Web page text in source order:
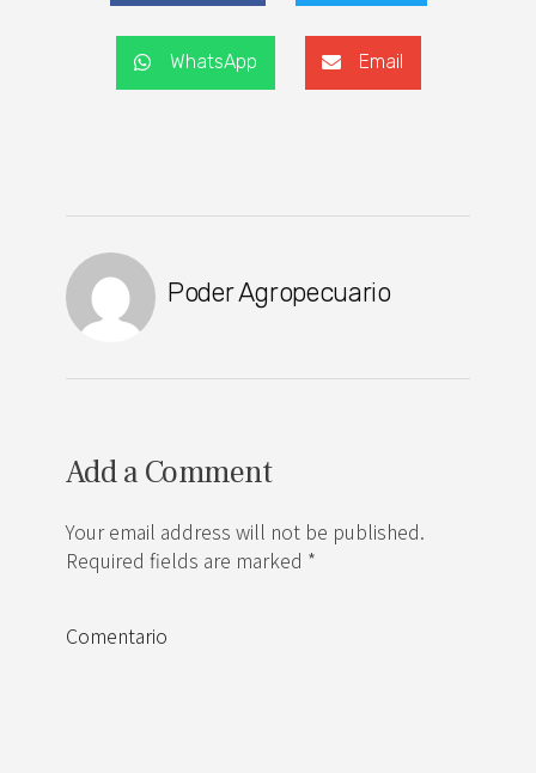
WhatsApp Email
Poder Agropecuario
Add a Comment
Your email address will not be published.
Required fields are marked *
Comentario